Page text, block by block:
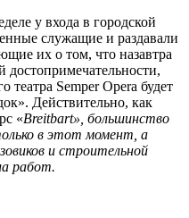
у входа в городской
служащие и раздавали
их о том, что назавтра
достопримечательности,
театра Semper Opera будет
Действительно, как
«Breitbart», большинство
в этот момент, а
и строительной
работ.